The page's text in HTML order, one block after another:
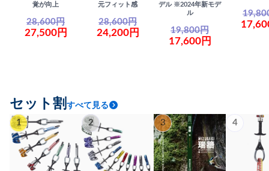
覚が向上
28,600円
27,500円
元フィット感
28,600円
24,200円
デル ※2024年新モデ
ル
19,800円
17,600円
セット割 すべて見る
1 2 3 4